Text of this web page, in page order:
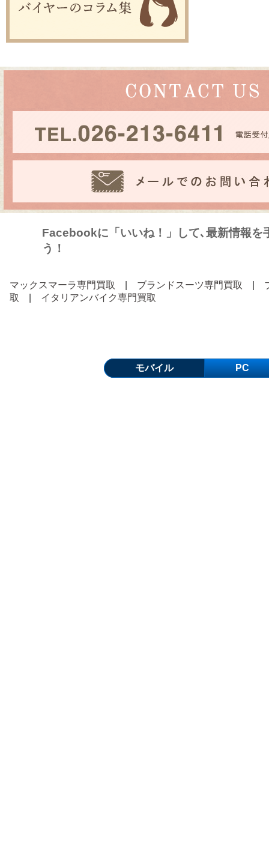
Facebookに「いいね！」して､最新情報を
う！
マックスマーラ専門買取 ブランドスーツ専門買取
取
イタリアンバイク専門買取
モバイル PC